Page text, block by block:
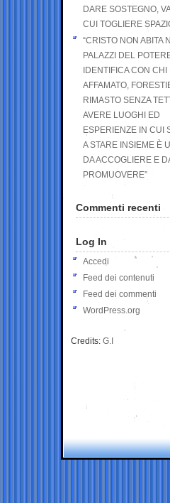
DARE SOSTEGNO,
CUI TOGLIERE
“CRISTO NON ABITA
PALAZZI DEL
IDENTIFICA CON CHI
AFFAMATO,
RIMASTO SENZA
AVERE LUOGHI ED
ESPERIENZE IN CUI
A STARE INSIEME È
DA ACCOGLIERE E
PROMUOVERE”
Commenti recenti
Log In
Accedi
Feed dei contenuti
Feed dei commenti
WordPress.org
Credits: G.I